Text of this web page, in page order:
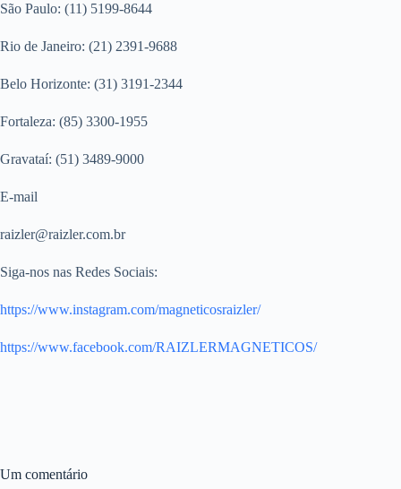
São Paulo: (11) 5199-8644
Rio de Janeiro: (21) 2391-9688
Belo Horizonte: (31) 3191-2344
Fortaleza: (85) 3300-1955
Gravataí: (51) 3489-9000
E-mail
raizler@raizler.com.br
Siga-nos nas Redes Sociais:
https://www.instagram.com/magneticosraizler/
https://www.facebook.com/RAIZLERMAGNETICOS/
Um comentário